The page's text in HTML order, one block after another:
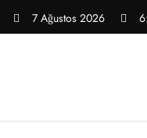
7 Ağustos 2026